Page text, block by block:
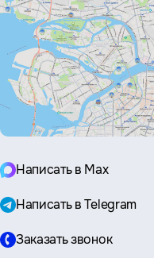
Написать в Max
Написать в Telegram
Заказать звонок